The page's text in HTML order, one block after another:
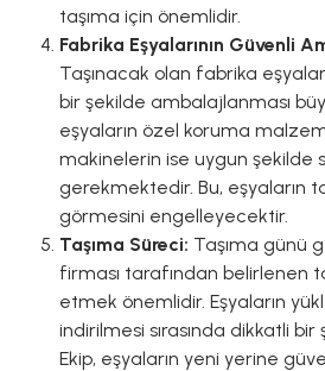
taşıma için önemlidir.
Fabrika Eşyalarının Güvenli
Taşınacak olan fabrika
bir şekilde ambalajlanması
eşyaların özel koruma
makinelerin ise uygun şekilde
gerekmektedir. Bu, eşyaların
görmesini engelleyecektir.
Taşıma Süreci: Taşıma günü
firması tarafından belirlenen
etmek önemlidir. Eşyaların
indirilmesi sırasında dikkatli bir
Ekip, eşyaların yeni yerine